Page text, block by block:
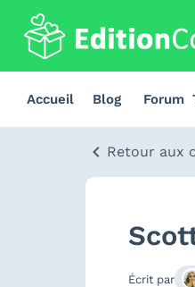
Accueil Blog Forum
Retour aux
Écrit par